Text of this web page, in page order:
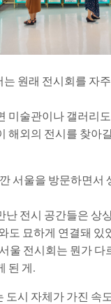
원래 전시회를 자
미술관이나 갤러리
해외의 전시를 찾아
서울을 방문하면서
난 전시 공간들은 상
도 묘하게 연결돼 있
울 전시회는 뭔가 다
된 게.
도시 자체가 가진 속